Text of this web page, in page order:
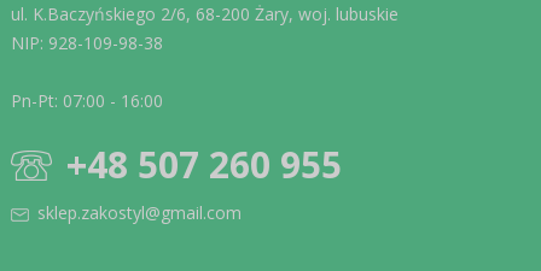
ul. K.Baczyńskiego 2/6, 68-200 Żary, woj. lubuskie
NIP: 928-109-98-38
Pn-Pt: 07:00 - 16:00
+48 507 260 955
sklep.zakostyl@gmail.com